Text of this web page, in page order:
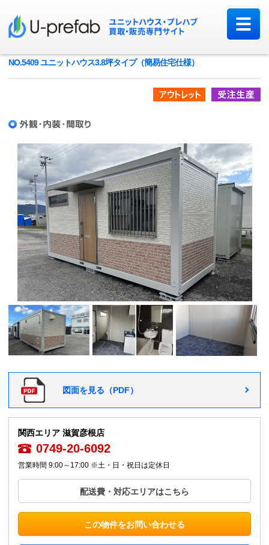
NO.5409 ユニットハウス3.8坪タイプ（簡易住宅仕様）
アウトレット品
図面を見る（PDF）
関西エリア 滋賀彦根店
0749-20-6092
営業時間 9:00～17:00 ※土・日・祝日は定休日
配送費・対応エリアはこちら
この物件をお問い合わせる